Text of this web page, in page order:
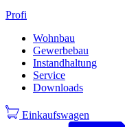
Profi
Wohnbau
Gewerbebau
Instandhaltung
Service
Downloads
Einkaufswagen